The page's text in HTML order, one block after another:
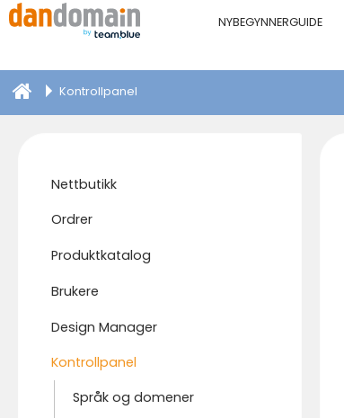
NYBEGYNNERGUIDE
Kontrollpanel
Nettbutikk
Ordrer
Produktkatalog
Brukere
Design Manager
Kontrollpanel
Språk og domener